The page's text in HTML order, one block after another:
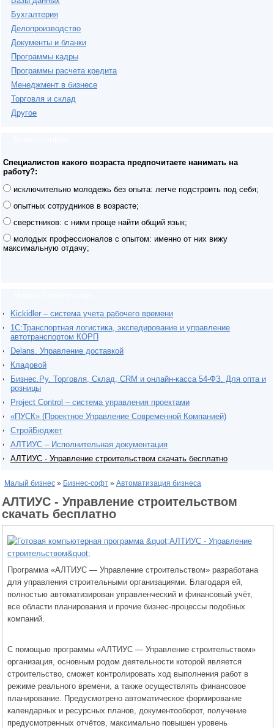
Бухгалтерия
Делопроизводство
Документы и бланки
Программы кадры
Программы расчета кредита
Менеджмент в бизнесе
Торговля и склад
Другое
Специалистов какого возраста предпочитаете нанимать на
работу?:
исключительно молодежь без опыта: легче подстроить под себя;
опытных сотрудников в возрасте;
сверстников: с ними проще найти общий язык;
молодых профессионалов с опытом: именно от них вижу
максимальную отдачу;
Kickidler – система учета рабочего времени
1С:Транспортная логистика, экспедирование и управление
автотранспортом КОРП
Delans. Управление доставкой
Кладовой
Бизнес.Ру. Торговля, Склад, CRM и онлайн-касса 54-ФЗ. Для опта и
розницы
Project Сontrol – система управления проектами
«ПУСК» (Проектное Управление Современной Компанией)
СтройБюджет
АЛТИУС – Исполнительная документация
АЛТИУС - Управление строительством скачать бесплатно
Малый бизнес » Бизнес-софт » Автоматизация бизнеса
АЛТИУС - Управление строительством
скачать бесплатно
Программа «АЛТИУС — Управление строительством» разработана
для управления строительными организациями. Благодаря ей,
полностью автоматизирован управленческий и финансовый учёт,
все области планирования и прочие бизнес-процессы подобных
компаний.
С помощью программы «АЛТИУС — Управление строительством»
организация, основным родом деятельности которой является
строительство, сможет контролировать ход выполнения работ в
режиме реального времени, а также осуществлять финансовое
планирование. Предусмотрено автоматическое формирование
календарных и ресурсных планов, документооборот, получение
предусмотренных отчётов, максимально повышен уровень